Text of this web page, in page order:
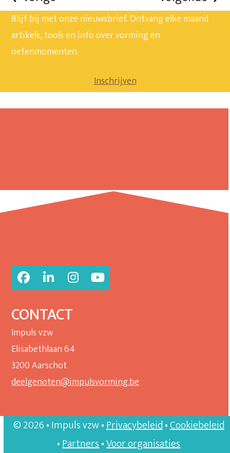
previous
post:
next
post:
Blijf bij met onze nieuwsbrief. Ontvang elke maand
artikels, tools en info over vorming en
oefenmomenten.
Inschrijven
Facebook
LinkedInInstagram
YouTube
CONTACT
Impuls vzw
Elisabethlaan 64
3200 Aarschot
deelgenoten@impulsvorming.be
© 2026 • Impuls vzw •Privacybeleid•Cookiebeleid
•Partners•Voor organisaties